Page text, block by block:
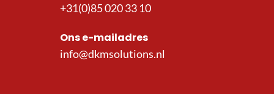
+31(0)85 020 33 10
Ons e-mailadres
info@dkmsolutions.nl